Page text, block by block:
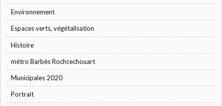
Environnement
Espaces verts, végétalisation
Histoire
métro Barbès Rochcechouart
Municipales 2020
Portrait